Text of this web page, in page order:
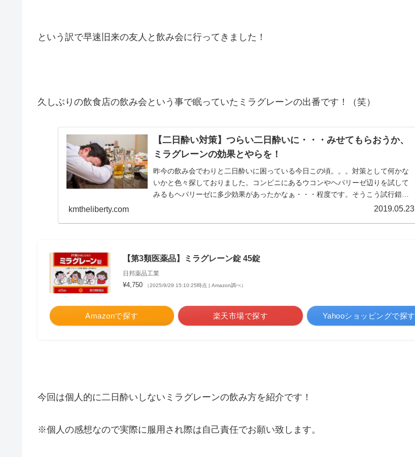
という訳で早速旧来の友人と飲み会に行ってきました！
久しぶりの飲食店の飲み会という事で眠っていたミラグレーンの出番です！（笑）
【二日酔い対策】つらい二日酔いに・・・みせてもらおうか、
ミラグレーンの効果とやらを！
昨今の飲み会でわりと二日酔いに困っている今日この頃。。。対策として何かな
いかと色々探しておりました。コンビニにあるウコンやヘパリーゼ辺りを試して
みるもヘパリーゼに多少効果があったかなぁ・・・程度です。そうこう試行錯誤
kmtheliberty.com 2019.05.23
【第3類医薬品】ミラグレーン錠 45錠
日邦薬品工業
¥4,750 （2025/9/29 15:10:25時点 | Amazon調べ）
Amazonで探す 楽天市場で探す Yahooショッピングで探す
今回は個人的に二日酔いしないミラグレーンの飲み方を紹介です！
※個人の感想なので実際に服用され際は自己責任でお願い致します。